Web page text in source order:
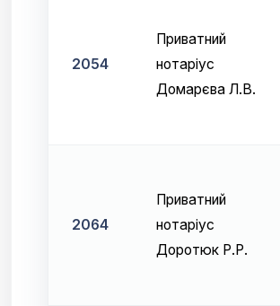
2054
Приватний
нотаріус
Домарєва Л.В.
2064
Приватний
нотаріус
Доротюк Р.Р.